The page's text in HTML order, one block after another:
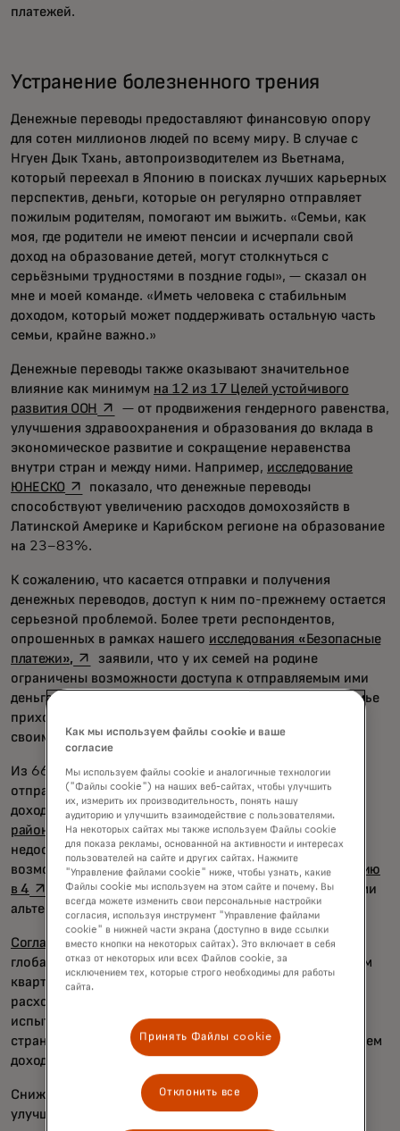
платежей.
Устранение болезненного трения
Денежные переводы предоставляют финансовую опору
для сотен миллионов людей по всему миру. В случае с
Нгуен Дык Тхань, автопроизводителем из Вьетнама,
который переехал в Японию в поисках лучших карьерных
перспектив, деньги, которые он регулярно отправляет
пожилым родителям, помогают им выжить. «Семьи, как
моя, где родители не имеют пенсии и исчерпали свой
доход на образование детей, могут столкнуться с
серьёзными трудностями в поздние годы», — сказал он
мне и моей команде. «Иметь человека с стабильным
доходом, который может поддерживать остальную часть
семьи, крайне важно.»
Денежные переводы также оказывают значительное
влияние как минимум на 12 из 17 Целей устойчивого
развития ООН opens in a new tab
— от продвижения гендерного равенства,
улучшения здравоохранения и образования до вклада в
экономическое развитие и сокращение неравенства
внутри стран и между ними. Например, исследование
ЮНЕСКО opens in a new tab
показало, что денежные переводы
способствуют увеличению расходов домохозяйств в
Латинской Америке и Карибском регионе на образование
на 23–83%.
К сожалению, что касается отправки и получения
денежных переводов, доступ к ним по-прежнему остается
серьезной проблемой. Более трети респондентов,
опрошенных в рамках нашего исследования «Безопасные
платежи», opens in a new tab
заявили, что у их семей на родине
ограничены возможности доступа к отправляемым ими
деньгам. Каждый четвертый рассказал нам, что его семье
приходится ехать издалека, чтобы получить доступ к
своим средствам.
Из 669 миллиардов долларов денежных переводов,
отправленных в страны с низким и средним уровнем
дохода в прошлом году, болееполовины поступили в
районы
opens in a new tab
, где проживают необеспеченные или
недостаточно обеспеченные лица, которым нужна
возможность выплаты наличными. Этодобавляет премию
в 4 opens in a new tab
% по сравнению с самыми дешёвыми цифровыми
альтернативами.
Согласно данным Всемирного банкаopens in a new tab
, средняя
глобальная стоимость денежных переводов в четвертом
квартале прошлого года составила 6,39%. Подобные
расходы усугубляют финансовое бремя для семей,
испытывающих финансовые трудности, особенно в
странах с развивающейся экономикой и низким уровнем
дохода.
Снижение затрат имеет решающее значение для
улучшения финансового благополучия и социальной
Как мы используем файлы cookie и ваше
согласие
Мы используем файлы cookie и аналогичные технологии
("Файлы cookie") на наших веб-сайтах, чтобы улучшить
их, измерить их производительность, понять нашу
аудиторию и улучшить взаимодействие с пользователями.
На некоторых сайтах мы также используем Файлы cookie
для показа рекламы, основанной на активности и интересах
пользователей на сайте и других сайтах. Нажмите
"Управление файлами cookie" ниже, чтобы узнать, какие
Файлы cookie мы используем на этом сайте и почему. Вы
всегда можете изменить свои персональные настройки
согласия, используя инструмент "Управление файлами
cookie" в нижней части экрана (доступно в виде ссылки
вместо кнопки на некоторых сайтах). Это включает в себя
отказ от некоторых или всех Файлов cookie, за
исключением тех, которые строго необходимы для работы
сайта.
Принять Файлы cookie
Отклонить все